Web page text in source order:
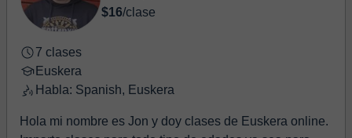
$16/clase
7 clases
Euskera
Habla: Spanish, Euskera
Hola mi nombre es Jon y doy clases de Euskera online.